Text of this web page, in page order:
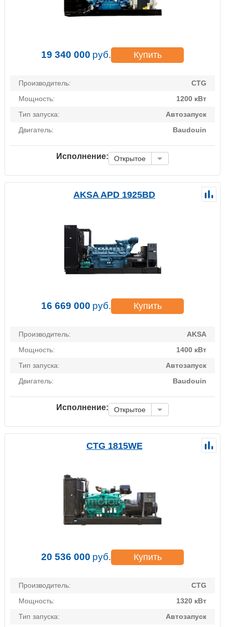
19 340 000 руб. Купить
Производитель:
CTG
Мощность:
1200 кВт
Тип запуска:
Автозапуск
Двигатель:
Baudouin
Исполнение: Открытое
AKSA APD 1925BD
16 669 000 руб. Купить
Производитель:
AKSA
Мощность:
1400 кВт
Тип запуска:
Автозапуск
Двигатель:
Baudouin
Исполнение: Открытое
CTG 1815WE
20 536 000 руб. Купить
Производитель:
CTG
Мощность:
1320 кВт
Тип запуска:
Автозапуск